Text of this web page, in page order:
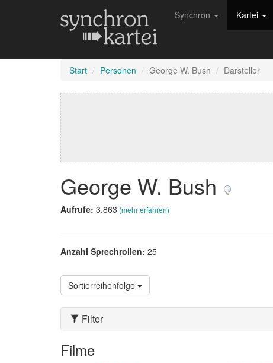
Synchron Kartei
Start Personen George W. Bush Darsteller
George W. Bush
Aufrufe: 3.863 (mehr erfahren)
Anzahl Sprechrollen: 25
Sortierreihenfolge
Filter
Filme